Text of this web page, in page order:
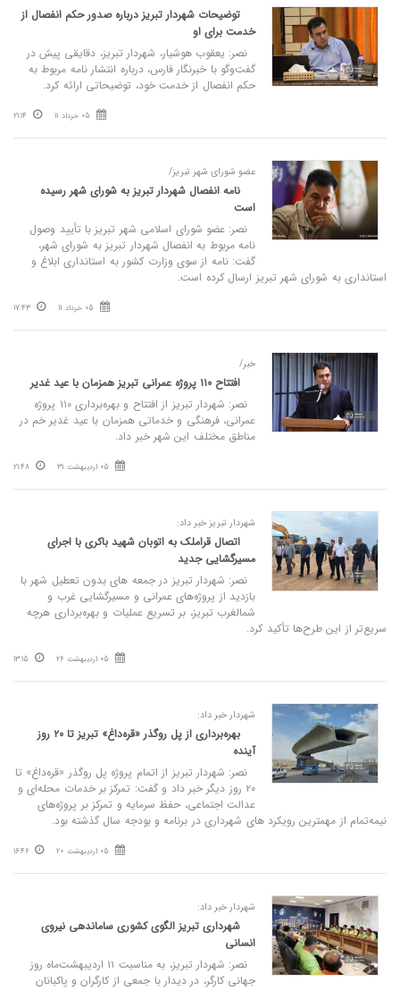
توضیحات شهردار تبریز درباره صدور حکم انفصال از
خدمت برای او
نصر: یعقوب هوشیار، شهردار تبریز، دقایقی پیش در
گفت‌وگو با خبرنگار فارس، درباره انتشار نامه مربوط به
حکم انفصال از خدمت خود، توضیحاتی ارائه کرد.
05 خرداد 11 21:14
عضو شورای شهر تبریز/
نامه انفصال شهردار تبریز به شورای شهر رسیده
است
نصر: عضو شورای اسلامی شهر تبریز با تأیید وصول
نامه مربوط به انفصال شهردار تبریز به شورای شهر،
گفت: نامه از سوی وزارت کشور به استانداری ابلاغ و
استانداری به شورای شهر تبریز ارسال کرده است.
05 خرداد 11 17:43
خبر/
افتتاح ۱۱۰ پروژه عمرانی تبریز همزمان با عید غدیر
نصر: شهردار تبریز از افتتاح و بهره‌برداری ۱۱۰ پروژه
عمرانی، فرهنگی و خدماتی همزمان با عید غدیر خم در
مناطق مختلف این شهر خبر داد.
05 اردیبهشت 31 21:48
شهردار تبریز خبر داد:
اتصال قراملک به اتوبان شهید باکری با اجرای
مسیرگشایی جدید
نصر: شهردار تبریز در جمعه های بدون تعطیل شهر با
بازدید از پروژه‌های عمرانی و مسیرگشایی غرب و
شمالغرب تبریز، بر تسریع عملیات و بهره‌برداری هرچه
سریع‌تر از این طرح‌ها تأکید کرد.
05 اردیبهشت 26 13:15
شهردار خبر داد:
بهره‌برداری از پل روگذر «قره‌داغ» تبریز تا ۲۰ روز
آینده
نصر: شهردار تبریز از اتمام پروژه پل روگذر «قره‌داغ» تا
۲۰ روز دیگر خبر داد و گفت: تمرکز بر خدمات محله‌ای و
عدالت اجتماعی، حفظ سرمایه و تمرکز بر پروژه‌های
نیمه‌تمام از مهمترین رویکرد های شهرداری در برنامه و بودجه سال گذشته بود.
05 اردیبهشت 20 16:46
شهردار خبر داد:
شهرداری تبریز الگوی کشوری ساماندهی نیروی
انسانی
نصر: شهردار تبریز، به مناسبت ۱۱ اردیبهشت‌ماه روز
جهانی کارگر، در دیدار با جمعی از کارگران و پاکبانان